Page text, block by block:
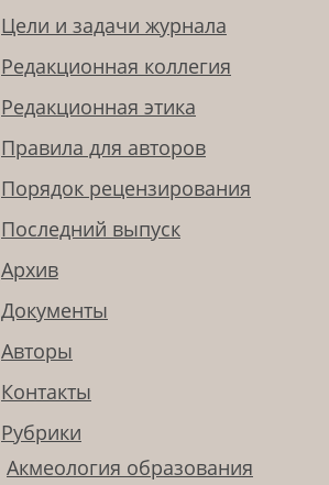
Цели и задачи журнала
Редакционная коллегия
Редакционная этика
Правила для авторов
Порядок рецензирования
Последний выпуск
Архив
Документы
Авторы
Контакты
Рубрики
Акмеология образования